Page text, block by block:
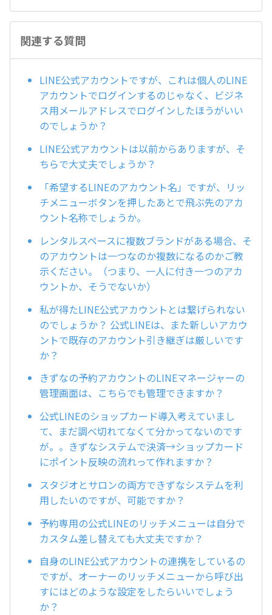
関連する質問
LINE公式アカウントですが、これは個人のLINE
アカウントでログインするのじゃなく、ビジネ
ス用メールアドレスでログインしたほうがいい
のでしょうか？
LINE公式アカウントは以前からありますが、そ
ちらで大丈夫でしょうか？
「希望するLINEのアカウント名」ですが、リッ
チメニューボタンを押したあとで飛ぶ先のアカ
ウント名称でしょうか。
レンタルスペースに複数ブランドがある場合、そ
のアカウントは一つなのか複数になるのかご教
示ください。（つまり、一人に付き一つのアカ
ウントか、そうでないか）
私が得たLINE公式アカウントとは繋げられない
のでしょうか？ 公式LINEは、また新しいアカウ
ントで既存のアカウント引き継ぎは厳しいです
か？
きずなの予約アカウントのLINEマネージャーの
管理画面は、こちらでも管理できますか？
公式LINEのショップカード導入考えていまし
て、まだ調べ切れてなくて分かってないのです
が。。きずなシステムで決済→ショップカード
にポイント反映の流れって作れますか？
スタジオとサロンの両方できずなシステムを利
用したいのですが、可能ですか？
予約専用の公式LINEのリッチメニューは自分で
カスタム差し替えても大丈夫ですか？
自身のLINE公式アカウントの連携をしているの
ですが、オーナーのリッチメニューから呼び出
すにはどのような設定をしたらいいでしょう
か？